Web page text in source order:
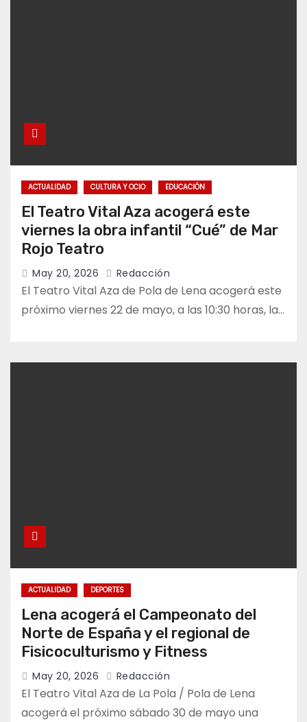
ACTUALIDAD CULTURA Y OCIO EDUCACIÓN
El Teatro Vital Aza acogerá este
viernes la obra infantil “Cué” de Mar
Rojo Teatro
May 20, 2026 Redacción
El Teatro Vital Aza de Pola de Lena acogerá este
próximo viernes 22 de mayo, a las 10:30 horas, la…
ACTUALIDAD DEPORTES
Lena acogerá el Campeonato del
Norte de España y el regional de
Fisicoculturismo y Fitness
May 20, 2026 Redacción
El Teatro Vital Aza de La Pola / Pola de Lena
acogerá el próximo sábado 30 de mayo una